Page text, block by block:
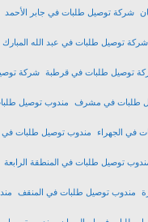
شركة توصيل طلبات في جابر الأحمد
شركة توصيل طلبات في عبد الله المبارك
توصيل طلبات في قرطبة شركة
طلبات في مشرف مندوب توصيل
في الجهراء مندوب توصيل طلبات في
توصيل طلبات في المنطقة الرابعة
مندوب توصيل طلبات في المنقف